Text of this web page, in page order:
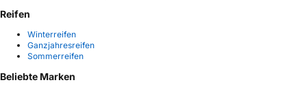
Reifen
Winterreifen
Ganzjahresreifen
Sommerreifen
Beliebte Marken